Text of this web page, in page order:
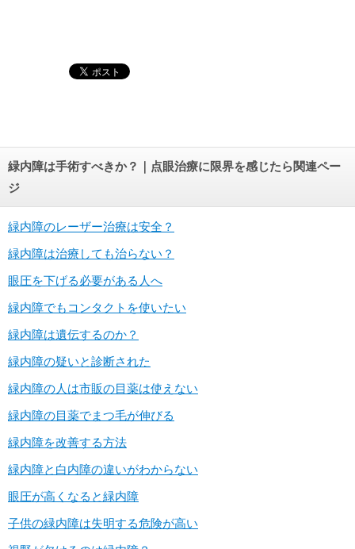
緑内障は手術すべきか？｜点眼治療に限界を感じたら関連ペー
ジ
緑内障のレーザー治療は安全？
緑内障は治療しても治らない？
眼圧を下げる必要がある人へ
緑内障でもコンタクトを使いたい
緑内障は遺伝するのか？
緑内障の疑いと診断された
緑内障の人は市販の目薬は使えない
緑内障の目薬でまつ毛が伸びる
緑内障を改善する方法
緑内障と白内障の違いがわからない
眼圧が高くなると緑内障
子供の緑内障は失明する危険が高い